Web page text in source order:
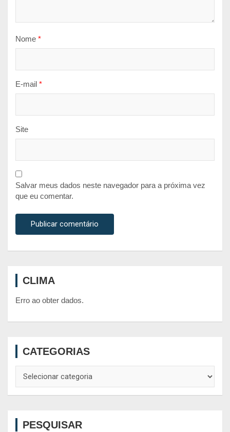
Nome *
E-mail *
Site
Salvar meus dados neste navegador para a próxima vez
que eu comentar.
CLIMA
Erro ao obter dados.
CATEGORIAS
PESQUISAR